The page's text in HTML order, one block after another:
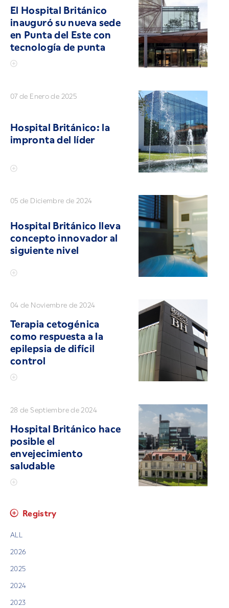
El Hospital Británico
inauguró su nueva sede
en Punta del Este con
tecnología de punta
07 de Enero de 2025
Hospital Británico: la
impronta del líder
05 de Diciembre de 2024
Hospital Británico lleva
concepto innovador al
siguiente nivel
04 de Noviembre de 2024
Terapia cetogénica
como respuesta a la
epilepsia de difícil
control
28 de Septiembre de 2024
Hospital Británico hace
posible el
envejecimiento
saludable
Registry
ALL
2026
2025
2024
2023